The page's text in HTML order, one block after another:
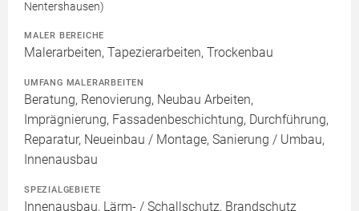
Nentershausen)
MALER BEREICHE
Malerarbeiten, Tapezierarbeiten, Trockenbau
UMFANG MALERARBEITEN
Beratung, Renovierung, Neubau Arbeiten,
Imprägnierung, Fassadenbeschichtung, Durchführung,
Reparatur, Neueinbau / Montage, Sanierung / Umbau,
Innenausbau
SPEZIALGEBIETE
Innenausbau, Lärm- / Schallschutz, Brandschutz